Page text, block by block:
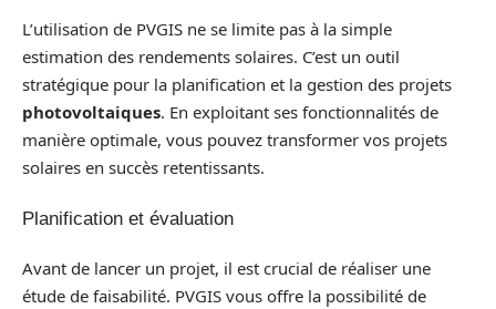
L’utilisation de PVGIS ne se limite pas à la simple
estimation des rendements solaires. C’est un outil
stratégique pour la planification et la gestion des projets
photovoltaiques. En exploitant ses fonctionnalités de
manière optimale, vous pouvez transformer vos projets
solaires en succès retentissants.
Planification et évaluation
Avant de lancer un projet, il est crucial de réaliser une
étude de faisabilité. PVGIS vous offre la possibilité de